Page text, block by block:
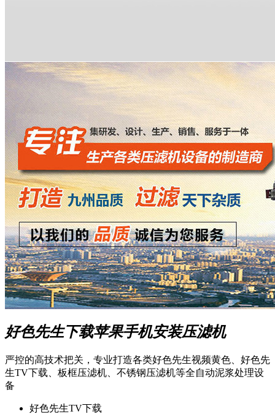
好色先生下载苹果手机安装压滤机
严控的高技术把关，专业打造各类好色先生视频黄色、好色先
生TV下载、板框压滤机、不锈钢压滤机等全自动泥浆处理设
备
好色先生TV下载